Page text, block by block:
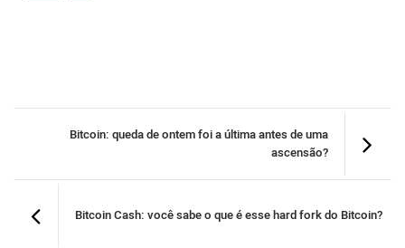
Bitcoin: queda de ontem foi a última antes de uma
ascensão?
Bitcoin Cash: você sabe o que é esse hard fork do Bitcoin?